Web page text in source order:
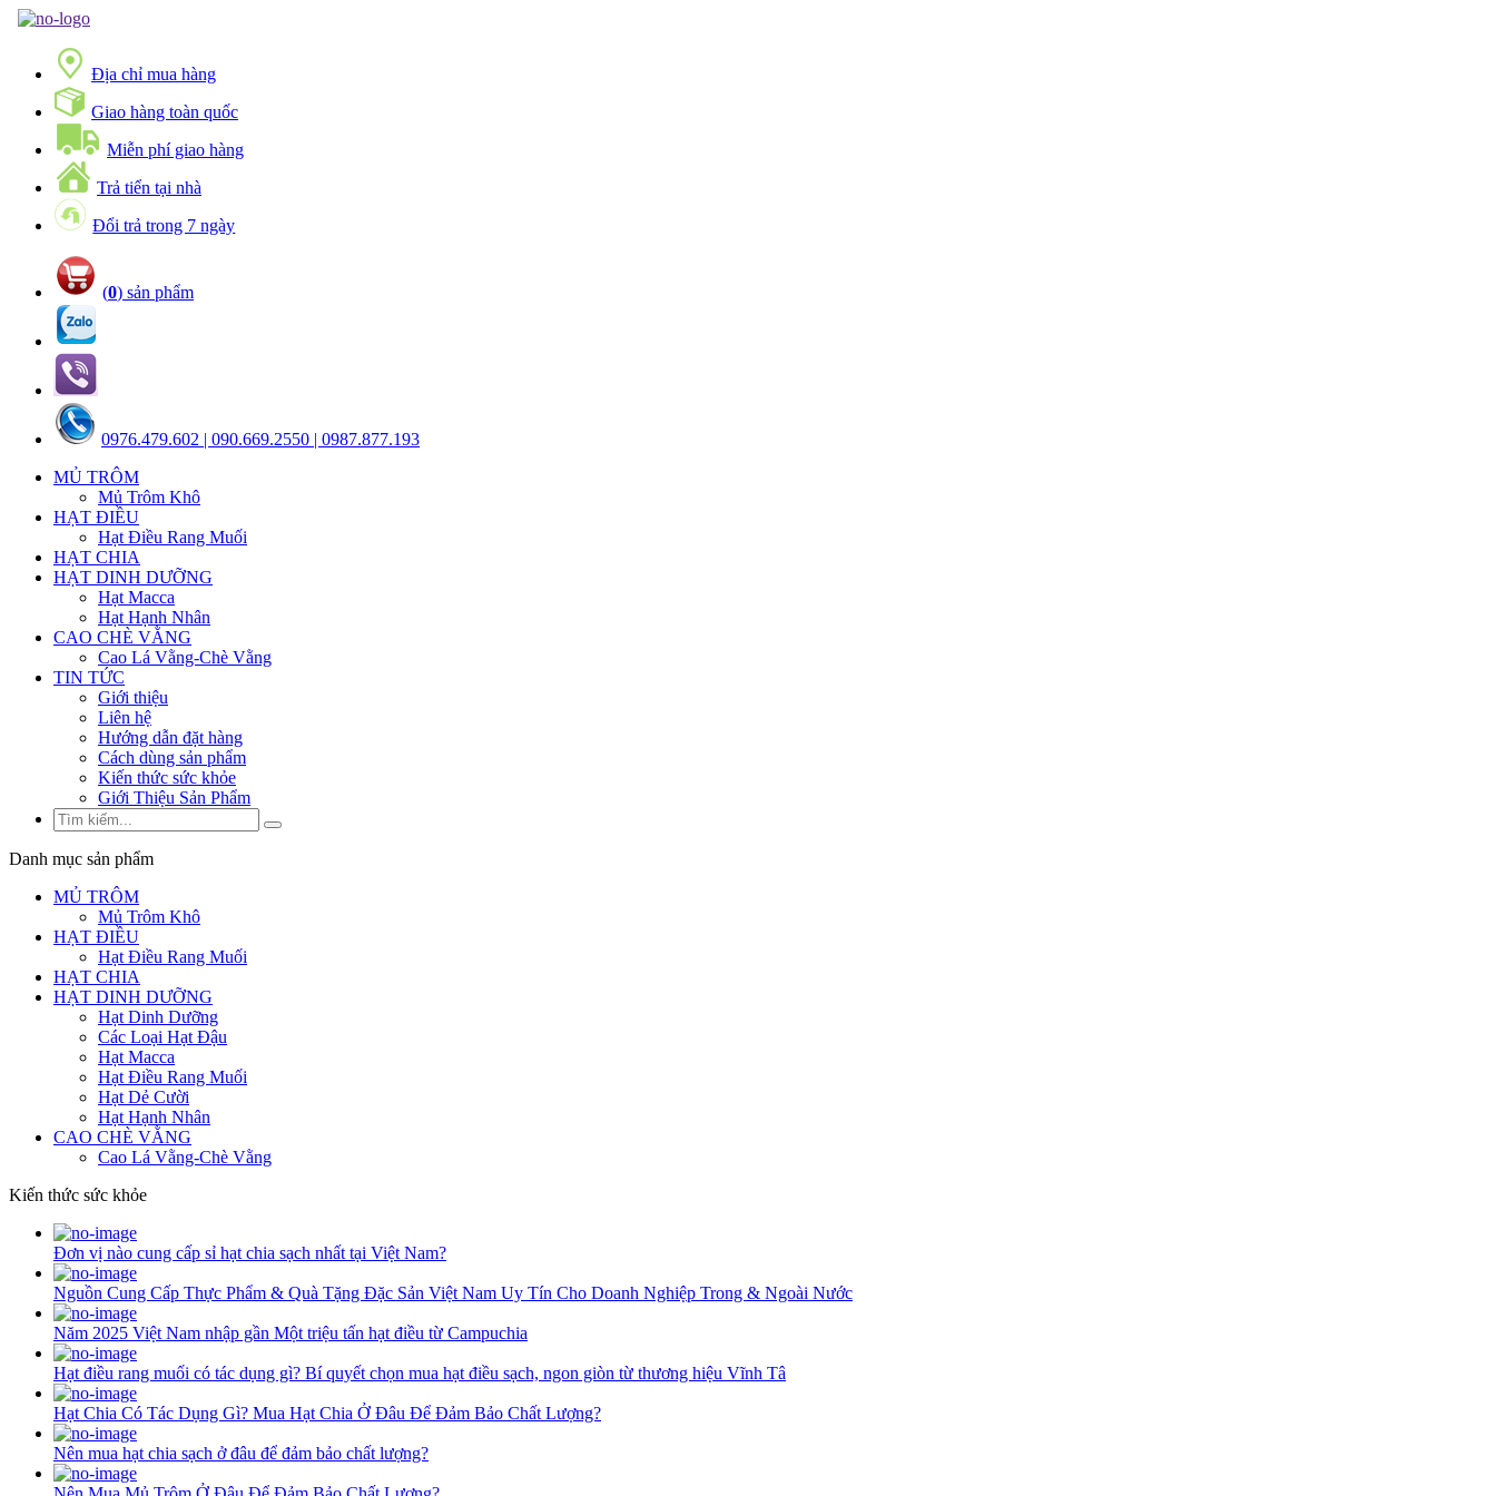
Địa chỉ mua hàng
Giao hàng toàn quốc
Miễn phí giao hàng
Trả tiển tại nhà
Đổi trả trong 7 ngày
(0) sản phẩm
0976.479.602 | 090.669.2550 | 0987.877.193
MỦ TRÔM
Mủ Trôm Khô
HẠT ĐIỀU
Hạt Điều Rang Muối
HẠT CHIA
HẠT DINH DƯỠNG
Hạt Macca
Hạt Hạnh Nhân
CAO CHÈ VẰNG
Cao Lá Vằng-Chè Vằng
TIN TỨC
Giới thiệu
Liên hệ
Hướng dẫn đặt hàng
Cách dùng sản phẩm
Kiến thức sức khỏe
Giới Thiệu Sản Phẩm
Danh mục sản phẩm
MỦ TRÔM
Mủ Trôm Khô
HẠT ĐIỀU
Hạt Điều Rang Muối
HẠT CHIA
HẠT DINH DƯỠNG
Hạt Dinh Dưỡng
Các Loại Hạt Đậu
Hạt Macca
Hạt Điều Rang Muối
Hạt Dẻ Cười
Hạt Hạnh Nhân
CAO CHÈ VẰNG
Cao Lá Vằng-Chè Vằng
Kiến thức sức khỏe
Đơn vị nào cung cấp sỉ hạt chia sạch nhất tại Việt Nam?
Nguồn Cung Cấp Thực Phẩm & Quà Tặng Đặc Sản Việt Nam Uy Tín Cho Doanh Nghiệp Trong & Ngoài Nước
Năm 2025 Việt Nam nhập gần Một triệu tấn hạt điều từ Campuchia
Hạt điều rang muối có tác dụng gì? Bí quyết chọn mua hạt điều sạch, ngon giòn từ thương hiệu Vĩnh Tâ
Hạt Chia Có Tác Dụng Gì? Mua Hạt Chia Ở Đâu Để Đảm Bảo Chất Lượng?
Nên mua hạt chia sạch ở đâu để đảm bảo chất lượng?